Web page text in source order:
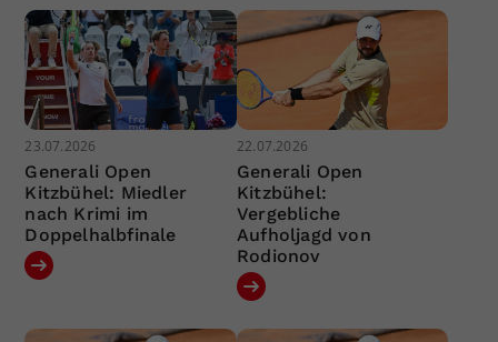
23.07.2026
Generali Open
Kitzbühel: Miedler
nach Krimi im
Doppelhalbfinale
22.07.2026
Generali Open
Kitzbühel:
Vergebliche
Aufholjagd von
Rodionov